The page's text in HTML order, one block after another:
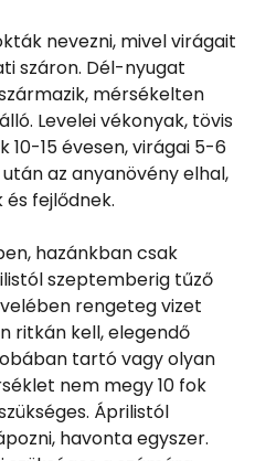
nevezni, mivel virágait
száron. Dél-nyugat
mérsékelten
Levelei vékonyak, tövis
10-15 évesen, virágai 5-6
az anyanövény elhal,
fejlődnek.
hazánkban csak
szeptemberig tűző
rengeteg vizet
ritkán kell, elegendő
tartó vagy olyan
nem megy 10 fok
Áprilistól
havonta egyszer.